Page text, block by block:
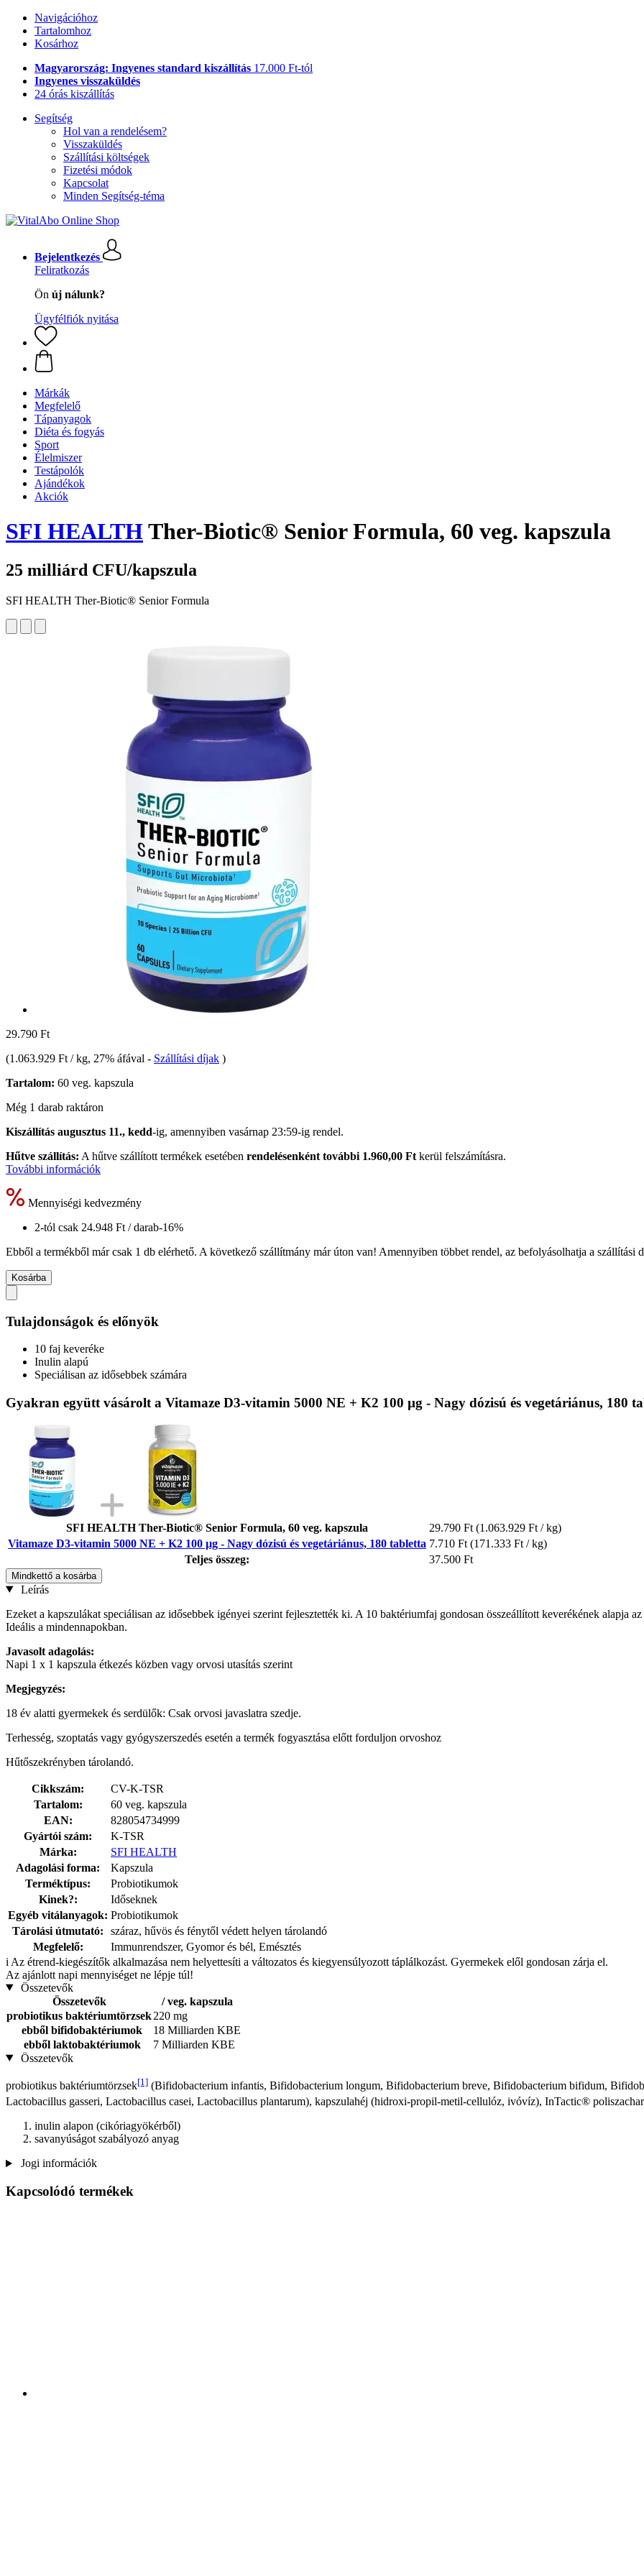
Navigációhoz
Tartalomhoz
Kosárhoz
Magyarország: Ingyenes standard kiszállítás 17.000 Ft-tól
Ingyenes visszaküldés
24 órás kiszállítás
Segítség
Hol van a rendelésem?
Visszaküldés
Szállítási költségek
Fizetési módok
Kapcsolat
Minden Segítség-téma
Bejelentkezés
Feliratkozás
Ön új nálunk?
Ügyfélfiók nyitása
Márkák
Megfelelő
Tápanyagok
Diéta és fogyás
Sport
Élelmiszer
Testápolók
Ajándékok
Akciók
SFI HEALTHTher-Biotic® Senior Formula, 60 veg. kapszula
25 milliárd CFU/kapszula
SFI HEALTH Ther-Biotic® Senior Formula
29.790 Ft
(1.063.929 Ft / kg, 27% áfával - Szállítási díjak )
Tartalom: 60 veg. kapszula
Még 1 darab raktáron
Kiszállítás augusztus 11., kedd-ig, amennyiben vasárnap 23:59-ig rendel.
Hűtve szállítás: A hűtve szállított termékek esetében rendelésenként további 1.960,00 Ft kerül felszámításra.
További információk
Mennyiségi kedvezmény
2-tól csak 24.948 Ft / darab-16%
Ebből a termékből már csak 1 db elérhető. A következő szállítmány már úton van! Amennyiben többet rendel, az befolyásolhatja a szállítási
Kosárba
Tulajdonságok és előnyök
10 faj keveréke
Inulin alapú
Speciálisan az idősebbek számára
Gyakran együtt vásárolt a Vitamaze D3-vitamin 5000 NE + K2 100 µg - Nagy dózisú és vegetáriánus, 180
SFI HEALTH Ther-Biotic® Senior Formula, 60 veg. kapszula 29.790 Ft (1.063.929 Ft / kg)
Vitamaze D3-vitamin 5000 NE + K2 100 µg - Nagy dózisú és vegetáriánus, 180 tabletta 7.710 Ft (171.333 Ft / kg)
Teljes összeg:
37.500 Ft
Mindkettő a kosárba
Leírás
Ezeket a kapszulákat speciálisan az idősebbek igényei szerint fejlesztették ki. A 10 baktériumfaj gondosan összeállított keverékének alapja
Ideális a mindennapokban.
Javasolt adagolás:
Napi 1 x 1 kapszula étkezés közben vagy orvosi utasítás szerint
Megjegyzés:
18 év alatti gyermekek és serdülők: Csak orvosi javaslatra szedje.
Terhesség, szoptatás vagy gyógyszerszedés esetén a termék fogyasztása előtt forduljon orvoshoz
Hűtőszekrényben tárolandó.
Cikkszám:
CV-K-TSR
Tartalom:
60 veg. kapszula
EAN:
828054734999
Gyártói szám:
K-TSR
Márka:
SFI HEALTH
Adagolási forma:
Kapszula
Terméktípus:
Probiotikumok
Kinek?:
Időseknek
Egyéb vitálanyagok: Probiotikumok
Tárolási útmutató:
száraz, hűvös és fénytől védett helyen tárolandó
Megfelelő:
Immunrendszer, Gyomor és bél, Emésztés
i Az étrend-kiegészítők alkalmazása nem helyettesíti a változatos és kiegyensúlyozott táplálkozást. Gyermekek elől gondosan zárja el.
Az ajánlott napi mennyiséget ne lépje túl!
Összetevők
Összetevők
/ veg. kapszula
probiotikus baktériumtörzsek220 mg
ebből bifidobaktériumok
18 Milliarden KBE
ebből laktobaktériumok
7 Milliarden KBE
Összetevők
probiotikus baktériumtörzsek[1] (Bifidobacterium infantis, Bifidobacterium longum, Bifidobacterium breve, Bifidobacterium bifidum,
Lactobacillus gasseri, Lactobacillus casei, Lactobacillus plantarum), kapszulahéj (hidroxi-propil-metil-cellulóz, ivóvíz), InTactic®
inulin alapon (cikóriagyökérből)
savanyúságot szabályozó anyag
Jogi információk
Kapcsolódó termékek